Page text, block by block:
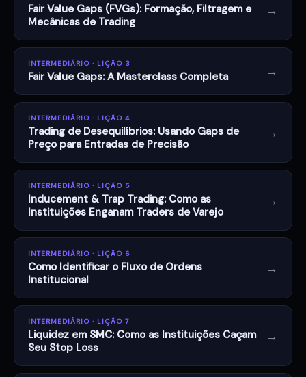
Fair Value Gaps (FVGs): Formação, Filtragem e
Mecânicas de Trading
→
INTERMEDIÁRIO · LIÇÃO 3
Fair Value Gaps: A Masterclass Completa →
INTERMEDIÁRIO · LIÇÃO 4
Trading de Desequilíbrios: Usando Gaps de
Preço para Entradas de Precisão
→
INTERMEDIÁRIO · LIÇÃO 5
Inducement & Trap Trading: Como as
Instituições Enganam Traders de Varejo
→
INTERMEDIÁRIO · LIÇÃO 6
Como Identificar o Fluxo de Ordens
Institucional
→
INTERMEDIÁRIO · LIÇÃO 7
Liquidez em SMC: Como as Instituições Caçam
Seu Stop Loss
→